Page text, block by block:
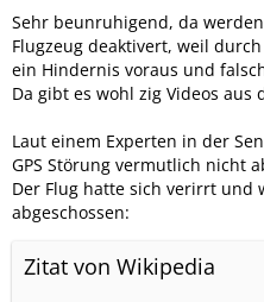
Sehr beunruhigend, da
Flugzeug deaktivert, weil
ein Hindernis voraus und
Da gibt es wohl zig Videos aus
Laut einem Experten in der
GPS Störung vermutlich nicht
Der Flug hatte sich verirrt und
abgeschossen:
Zitat von Wikipedia